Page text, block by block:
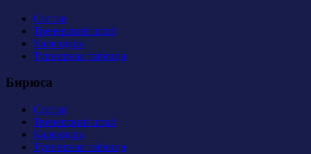
Состав
Тренерский штаб
Календарь
Турнирная таблица
Бирюса
Состав
Тренерский штаб
Календарь
Турнирная таблица